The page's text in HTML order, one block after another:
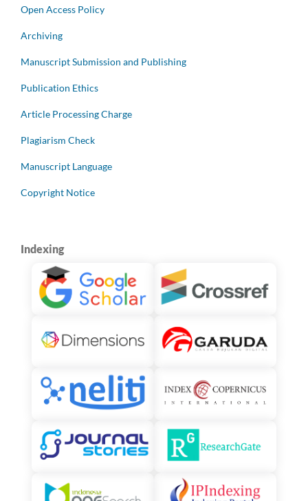
Open Access Policy
Archiving
Manuscript Submission and Publishing
Publication Ethics
Article Processing Charge
Plagiarism Check
Manuscript Language
Copyright Notice
Indexing